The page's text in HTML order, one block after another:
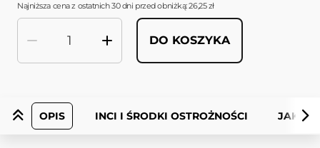
Najniższa cena z ostatnich 30 dni przed obniżką: 26,25 zł
DO KOSZYKA
OPIS INCI I ŚRODKI OSTROŻNOŚCI JAK